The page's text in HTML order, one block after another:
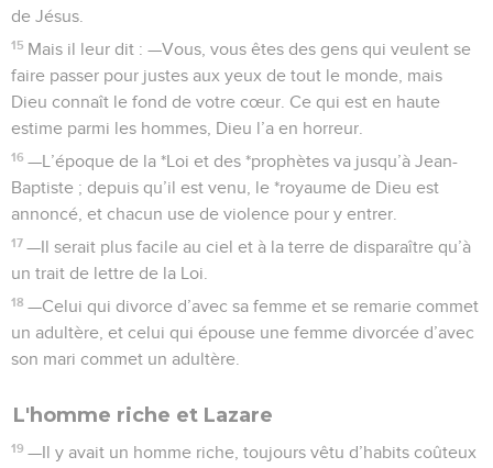
de Jésus.
15 Mais il leur dit : —Vous, vous êtes des gens qui veulent se
faire passer pour justes aux yeux de tout le monde, mais
Dieu connaît le fond de votre cœur. Ce qui est en haute
estime parmi les hommes, Dieu l’a en horreur.
16 —L’époque de la *Loi et des *prophètes va jusqu’à Jean-
Baptiste ; depuis qu’il est venu, le *royaume de Dieu est
annoncé, et chacun use de violence pour y entrer.
17 —Il serait plus facile au ciel et à la terre de disparaître qu’à
un trait de lettre de la Loi.
18 —Celui qui divorce d’avec sa femme et se remarie commet
un adultère, et celui qui épouse une femme divorcée d’avec
son mari commet un adultère.
L'homme riche et Lazare
19 —Il y avait un homme riche, toujours vêtu d’habits coûteux